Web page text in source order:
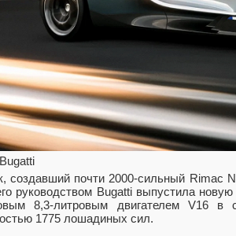
создавший почти 2000-сильный Rimac
руководством Bugatti выпустила
8,3-литровым двигателем V16 в
1775 лошадиных сил.